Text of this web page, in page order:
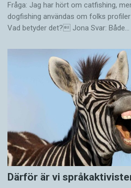
Fråga: Jag har hört om catfishing,
dogfishing användas om folks
Vad betyder det? Jona Svar: Både…
Därför är vi